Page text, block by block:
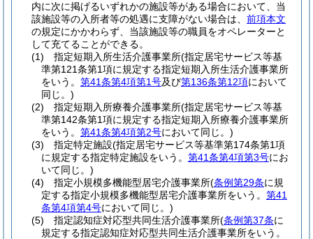
内に次に掲げるいずれかの施設等がある場合において、当
該施設等の入所者等の処遇に支障がない場合は、 前項本文
の規定にかかわらず、当該施設等の職員をオペレーターと
して充てることができる。
(1)
指定短期入所生活介護事業所(指定居宅サービス等基
準第121条第1項に規定する指定短期入所生活介護事業所
をいう。 第41条第4項第1号及び第136条第12項において
同じ。)
(2)
指定短期入所療養介護事業所(指定居宅サービス等基
準第142条第1項に規定する指定短期入所療養介護事業所
をいう。 第41条第4項第2号において同じ。)
(3)
指定特定施設(指定居宅サービス等基準第174条第1項
に規定する指定特定施設をいう。 第41条第4項第3号にお
いて同じ。)
(4)
指定小規模多機能型居宅介護事業所(条例第29条に規
定する指定小規模多機能型居宅介護事業所をいう。 第41
条第4項第4号において同じ。)
(5)
指定認知症対応型共同生活介護事業所(条例第37条に
規定する指定認知症対応型共同生活介護事業所をいう。